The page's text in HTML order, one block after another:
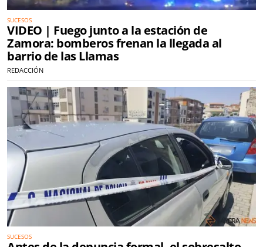
SUCESOS
VIDEO | Fuego junto a la estación de
Zamora: bomberos frenan la llegada al
barrio de las Llamas
REDACCIÓN
SUCESOS